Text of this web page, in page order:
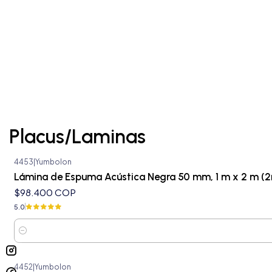
Placus/Laminas
4453 Yumbolon
Lámina de Espuma Acústica Negra 50 mm, 1 m x 2 m
$98.400 COP
5.0
Cantidad
4452 Yumbolon